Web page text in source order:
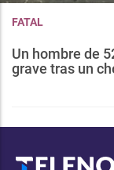
FATAL
Un hombre de
grave tras un